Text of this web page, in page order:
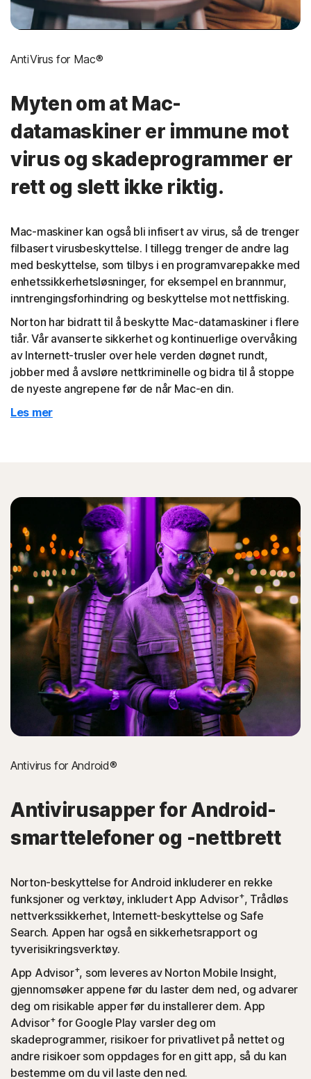
AntiVirus for Mac®
Myten om at Mac-
datamaskiner er immune mot
virus og skadeprogrammer er
rett og slett ikke riktig.
Mac-maskiner kan også bli infisert av virus, så de trenger
filbasert virusbeskyttelse. I tillegg trenger de andre lag
med beskyttelse, som tilbys i en programvarepakke med
enhetssikkerhetsløsninger, for eksempel en brannmur,
inntrengingsforhindring og beskyttelse mot nettfisking.
Norton har bidratt til å beskytte Mac-datamaskiner i flere
tiår. Vår avanserte sikkerhet og kontinuerlige overvåking
av Internett-trusler over hele verden døgnet rundt,
jobber med å avsløre nettkriminelle og bidra til å stoppe
de nyeste angrepene før de når Mac-en din.
Les mer
Antivirus for Android®
Antivirusapper for Android-
smarttelefoner og -nettbrett
Norton-beskyttelse for Android inkluderer en rekke
funksjoner og verktøy, inkludert App Advisor+, Trådløs
nettverkssikkerhet, Internett-beskyttelse og Safe
Search. Appen har også en sikkerhetsrapport og
tyverisikringsverktøy.
App Advisor+, som leveres av Norton Mobile Insight,
gjennomsøker appene før du laster dem ned, og advarer
deg om risikable apper før du installerer dem. App
Advisor+for Google Play varsler deg om
skadeprogrammer, risikoer for privatlivet på nettet og
andre risikoer som oppdages for en gitt app, så du kan
bestemme om du vil laste den ned.